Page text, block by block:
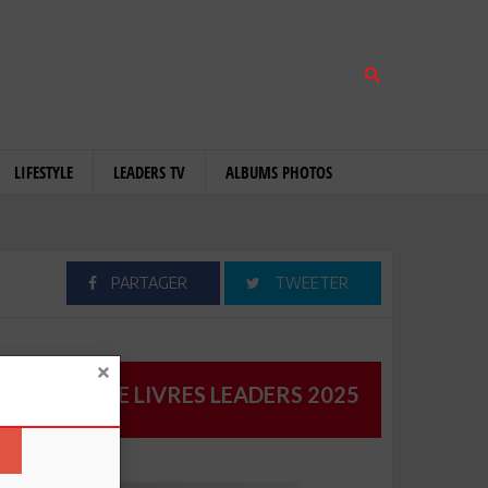
LIFESTYLE LEADERS TV ALBUMS PHOTOS
PARTAGER TWEETER
CATALOGUE LIVRES LEADERS 2025